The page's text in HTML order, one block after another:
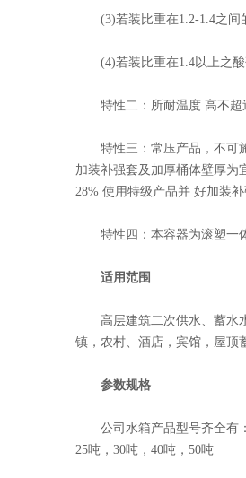
(3)若装比重在1.2-1.4之间
(4)若装比重在1.4以上之酸
特性二：所耐温度 高不超
特性三：常压产品，不可施
加装补强套及加厚桶体壁厚为
28% 使用特级产品并 好加装
特性四：本容器为滚塑一
适用范围
高层建筑二次供水、蓄水水
镇，农村、酒店，宾馆，屋顶
参数规格
公司水箱产品型号齐全有：
25吨，30吨，40吨，50吨